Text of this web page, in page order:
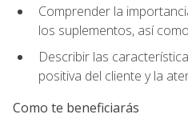
Comprender la
los suplementos, así
Describir las
positiva del cliente y la
Como te beneficiarás